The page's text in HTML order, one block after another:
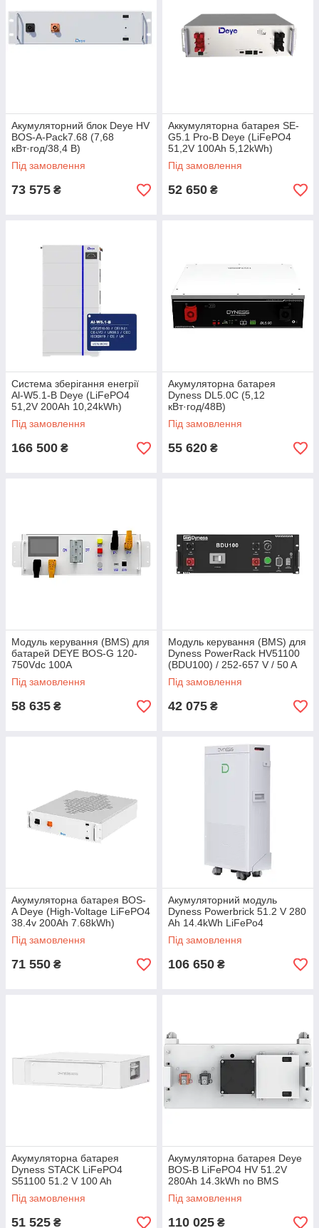
Акумуляторний блок Deye HV
BOS-A-Pack7.68 (7,68
кВт·год/38,4 В)
Під замовлення
73 575 ₴
Аккумуляторна батарея SE-
G5.1 Pro-B Deye (LiFePO4
51,2V 100Ah 5,12kWh)
Під замовлення
52 650 ₴
Система зберігання енегрії
Al-W5.1-B Deye (LiFePO4
51,2V 200Ah 10,24kWh)
Під замовлення
166 500 ₴
Акумуляторна батарея
Dyness DL5.0C (5,12
кВт·год/48В)
Під замовлення
55 620 ₴
Модуль керування (BMS) для
батарей DEYE BOS-G 120-
750Vdc 100A
Під замовлення
58 635 ₴
Модуль керування (BMS) для
Dyness PowerRack HV51100
(BDU100) / 252-657 V / 50 A
Під замовлення
42 075 ₴
Акумуляторна батарея BOS-
A Deye (High-Voltage LiFePO4
38.4v 200Ah 7.68kWh)
Під замовлення
71 550 ₴
Акумуляторний модуль
Dyness Powerbrick 51.2 V 280
Ah 14.4kWh LiFePo4
(Powerbrick) ⚡️ NEW!
Під замовлення
106 650 ₴
Акумуляторна батарея
Dyness STACK LiFePO4
S51100 51.2 V 100 Ah
5.12kWh без BMS (S51100)
Під замовлення
51 525 ₴
Акумуляторна батарея Deye
BOS-B LiFePO4 HV 51.2V
280Ah 14.3kWh no BMS
(BOS-B-Pack14.3)
Під замовлення
110 025 ₴